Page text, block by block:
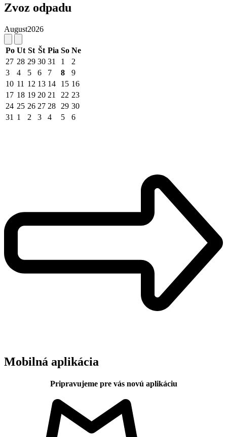
Zvoz odpadu
August2026
Po Ut St Št Pia So Ne
27 28 29 30 31 1
2
3
4 5 6 7 8
9
10 11 12 13 14 15 16
17 18 19 20 21 22 23
24 25 26 27 28 29 30
31 1 2 3 4 5 6
Mobilná aplikácia
Pripravujeme pre vás novú aplikáciu